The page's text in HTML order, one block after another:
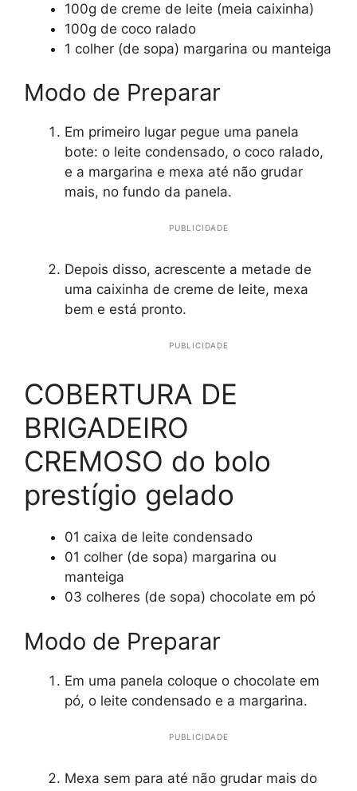
100g de creme de leite (meia caixinha)
100g de coco ralado
1 colher (de sopa) margarina ou manteiga
Modo de Preparar
Em primeiro lugar pegue uma panela
bote: o leite condensado, o coco ralado,
e a margarina e mexa até não grudar
mais, no fundo da panela.
PUBLICIDADE
Depois disso, acrescente a metade de
uma caixinha de creme de leite, mexa
bem e está pronto.
PUBLICIDADE
COBERTURA DE
BRIGADEIRO
CREMOSO do bolo
prestígio gelado
01 caixa de leite condensado
01 colher (de sopa) margarina ou
manteiga
03 colheres (de sopa) chocolate em pó
Modo de Preparar
Em uma panela coloque o chocolate em
pó, o leite condensado e a margarina.
PUBLICIDADE
Mexa sem para até não grudar mais do